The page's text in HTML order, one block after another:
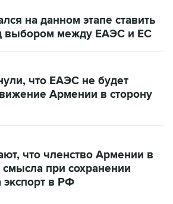
на данном этапе ставить
выбором между ЕАЭС и ЕС
что ЕАЭС не будет
Армении в сторону
что членство Армении в
при сохранении
экспорт в РФ